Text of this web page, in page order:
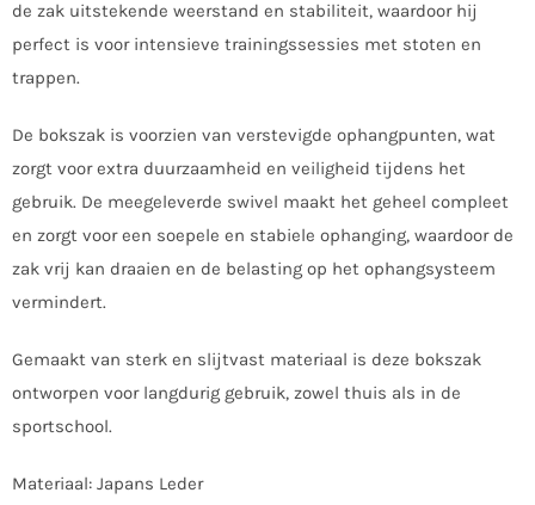
de zak uitstekende weerstand en stabiliteit, waardoor hij
perfect is voor intensieve trainingssessies met stoten en
trappen.
De bokszak is voorzien van verstevigde ophangpunten, wat
zorgt voor extra duurzaamheid en veiligheid tijdens het
gebruik. De meegeleverde swivel maakt het geheel compleet
en zorgt voor een soepele en stabiele ophanging, waardoor de
zak vrij kan draaien en de belasting op het ophangsysteem
vermindert.
Gemaakt van sterk en slijtvast materiaal is deze bokszak
ontworpen voor langdurig gebruik, zowel thuis als in de
sportschool.
Materiaal: Japans Leder